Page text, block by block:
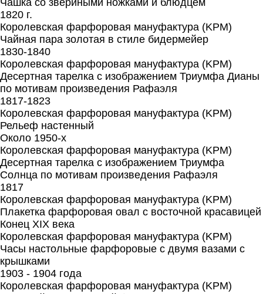
1820 г.
Королевская фарфоровая мануфактура (KPM)
Чайная пара золотая в стиле бидермейер
1830-1840
Королевская фарфоровая мануфактура (KPM)
Десертная тарелка с изображением Триумфа Дианы
по мотивам произведения Рафаэля
1817-1823
Королевская фарфоровая мануфактура (KPM)
Рельеф настенный
Около 1950-х
Королевская фарфоровая мануфактура (KPM)
Десертная тарелка с изображением Триумфа
Солнца по мотивам произведения Рафаэля
1817
Королевская фарфоровая мануфактура (KPM)
Плакетка фарфоровая овал с восточной красавицей
Конец XIX века
Королевская фарфоровая мануфактура (KPM)
Часы настольные фарфоровые с двумя вазами с
крышками
1903 - 1904 года
Королевская фарфоровая мануфактура (KPM)